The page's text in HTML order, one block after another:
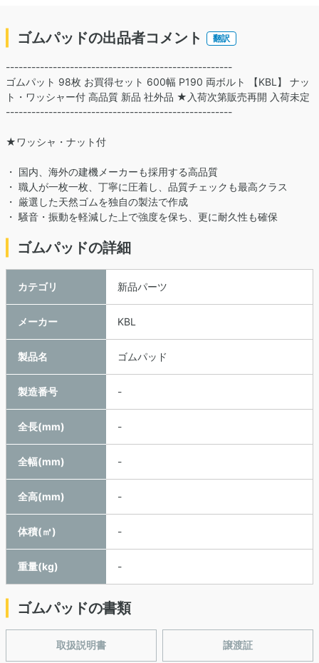
ゴムパッドの出品者コメント 翻訳
-----------------------------------------------------
ゴムパット 98枚 お買得セット 600幅 P190 両ボルト 【KBL】 ナッ
ト・ワッシャー付 高品質 新品 社外品 ★入荷次第販売再開 入荷未定
-----------------------------------------------------
★ワッシャ・ナット付
・ 国内、海外の建機メーカーも採用する高品質
・ 職人が一枚一枚、丁寧に圧着し、品質チェックも最高クラス
・ 厳選した天然ゴムを独自の製法で作成
・ 騒音・振動を軽減した上で強度を保ち、更に耐久性も確保
ゴムパッドの詳細
カテゴリ 新品パーツ
メーカー KBL
製品名 ゴムパッド
製造番号 -
全長(mm) -
全幅(mm) -
全高(mm) -
体積(㎥) -
重量(kg) -
ゴムパッドの書類
取扱説明書 譲渡証